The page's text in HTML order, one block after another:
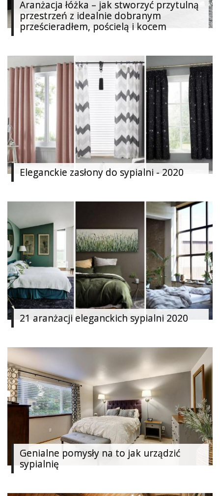
Dodaj
Dodaj
galerię
Aranżacja łóżka – jak stworzyć przytulną
przestrzeń z idealnie dobranym
prześcieradłem, pościelą i kocem
Eleganckie zasłony do sypialni - 2020
21 aranżacji eleganckich sypialni 2020
Genialne pomysły na to jak urządzić
sypialnię